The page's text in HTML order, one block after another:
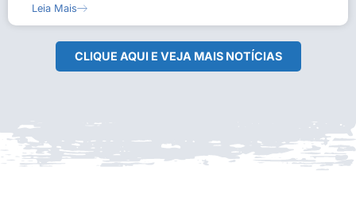
Leia Mais
CLIQUE AQUI E VEJA MAIS NOTÍCIAS